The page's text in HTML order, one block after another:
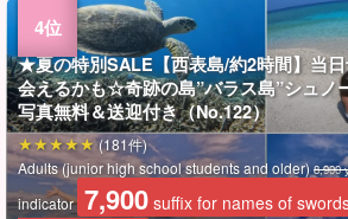
★夏の特別SALE【西表島/約2時間】当
会えるかも☆奇跡の島”バラス島”シュ
写真無料＆送迎付き（No.122）
Adults (junior high school students and older)8,900
indicator 7,900 suffix for names of
(181件)